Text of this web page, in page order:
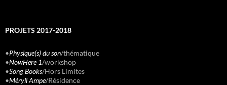
PROJETS 2017-2018
•Physique(s) du son/thématique
•NowHere 1/workshop
•Song Books/Hors Limites
•Méryll Ampe/Résidence